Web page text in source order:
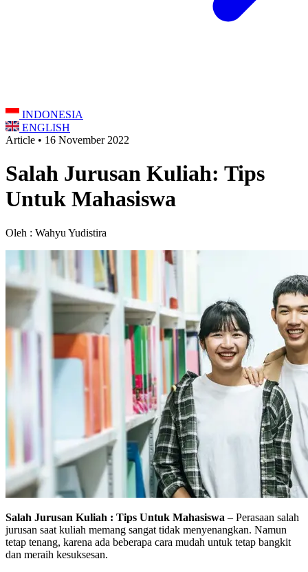
INDONESIA
ENGLISH
Article • 16 November 2022
Salah Jurusan Kuliah: Tips
Untuk Mahasiswa
Oleh : Wahyu Yudistira
Salah Jurusan Kuliah : Tips Untuk Mahasiswa – Perasaan salah
jurusan saat kuliah memang sangat tidak menyenangkan. Namun
tetap tenang, karena ada beberapa cara mudah untuk tetap bangkit
dan meraih kesuksesan.